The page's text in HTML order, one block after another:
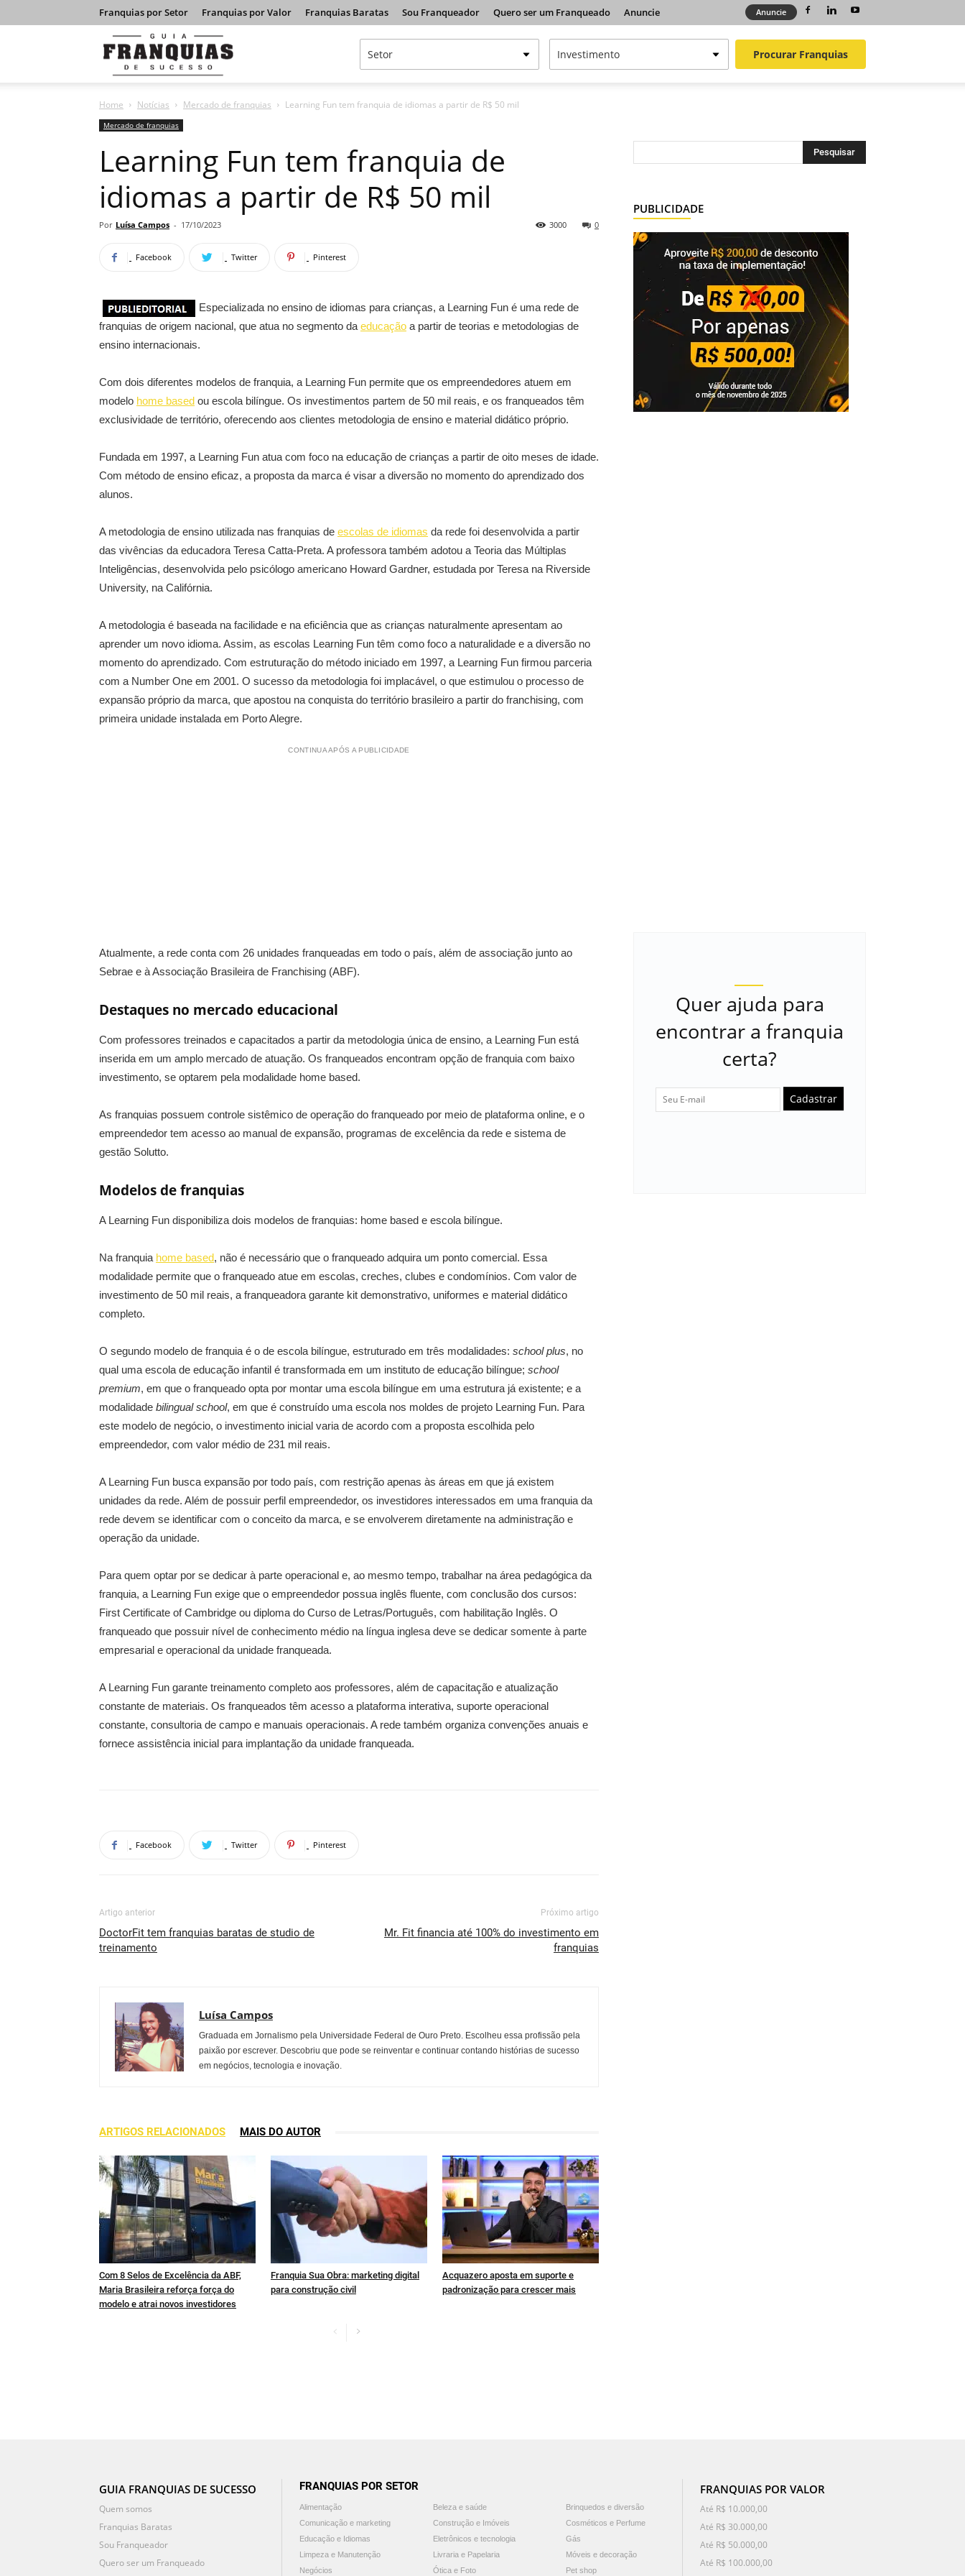
Franquias por Setor Franquias por Valor Franquias Baratas Sou Franqueador Quero ser um Franqueado Anuncie Anuncie
Franquias
de
Procurar Franquias
Home Notícias Mercado de franquias Learning Fun tem franquia de idiomas a partir de R$ 50 mil
Mercado de franquias
Learning Fun tem franquia de
idiomas a partir de R$ 50 mil
Por Luísa Campos - 17/10/2023 0
3000
Facebook Twitter Pinterest
Especializada no ensino de idiomas para crianças, a Learning Fun é uma rede de
franquias de origem nacional, que atua no segmento da educação a partir de teorias e metodologias de
ensino internacionais.
Com dois diferentes modelos de franquia, a Learning Fun permite que os empreendedores atuem em
modelo home based ou escola bilíngue. Os investimentos partem de 50 mil reais, e os franqueados têm
exclusividade de território, oferecendo aos clientes metodologia de ensino e material didático próprio.
Fundada em 1997, a Learning Fun atua com foco na educação de crianças a partir de oito meses de idade.
Com método de ensino eficaz, a proposta da marca é visar a diversão no momento do aprendizado dos
alunos.
A metodologia de ensino utilizada nas franquias de escolas de idiomas da rede foi desenvolvida a partir
das vivências da educadora Teresa Catta-Preta. A professora também adotou a Teoria das Múltiplas
Inteligências, desenvolvida pelo psicólogo americano Howard Gardner, estudada por Teresa na Riverside
University, na Califórnia.
A metodologia é baseada na facilidade e na eficiência que as crianças naturalmente apresentam ao
aprender um novo idioma. Assim, as escolas Learning Fun têm como foco a naturalidade e a diversão no
momento do aprendizado. Com estruturação do método iniciado em 1997, a Learning Fun firmou parceria
com a Number One em 2001. O sucesso da metodologia foi implacável, o que estimulou o processo de
expansão próprio da marca, que apostou na conquista do território brasileiro a partir do franchising, com
primeira unidade instalada em Porto Alegre.
CONTINUA APÓS A PUBLICIDADE
Atualmente, a rede conta com 26 unidades franqueadas em todo o país, além de associação junto ao
Sebrae e à Associação Brasileira de Franchising (ABF).
Destaques no mercado educacional
Com professores treinados e capacitados a partir da metodologia única de ensino, a Learning Fun está
inserida em um amplo mercado de atuação. Os franqueados encontram opção de franquia com baixo
investimento, se optarem pela modalidade home based.
As franquias possuem controle sistêmico de operação do franqueado por meio de plataforma online, e o
empreendedor tem acesso ao manual de expansão, programas de excelência da rede e sistema de
gestão Solutto.
Modelos de franquias
A Learning Fun disponibiliza dois modelos de franquias: home based e escola bilíngue.
Na franquia home based, não é necessário que o franqueado adquira um ponto comercial. Essa
modalidade permite que o franqueado atue em escolas, creches, clubes e condomínios. Com valor de
investimento de 50 mil reais, a franqueadora garante kit demonstrativo, uniformes e material didático
completo.
O segundo modelo de franquia é o de escola bilíngue, estruturado em três modalidades: school plus, no
qual uma escola de educação infantil é transformada em um instituto de educação bilíngue; school
premium, em que o franqueado opta por montar uma escola bilíngue em uma estrutura já existente; e a
modalidade bilingual school, em que é construído uma escola nos moldes de projeto Learning Fun. Para
este modelo de negócio, o investimento inicial varia de acordo com a proposta escolhida pelo
empreendedor, com valor médio de 231 mil reais.
A Learning Fun busca expansão por todo país, com restrição apenas às áreas em que já existem
unidades da rede. Além de possuir perfil empreendedor, os investidores interessados em uma franquia da
rede devem se identificar com o conceito da marca, e se envolverem diretamente na administração e
operação da unidade.
Para quem optar por se dedicar à parte operacional e, ao mesmo tempo, trabalhar na área pedagógica da
franquia, a Learning Fun exige que o empreendedor possua inglês fluente, com conclusão dos cursos:
First Certificate of Cambridge ou diploma do Curso de Letras/Português, com habilitação Inglês. O
franqueado que possuir nível de conhecimento médio na língua inglesa deve se dedicar somente à parte
empresarial e operacional da unidade franqueada.
A Learning Fun garante treinamento completo aos professores, além de capacitação e atualização
constante de materiais. Os franqueados têm acesso a plataforma interativa, suporte operacional
constante, consultoria de campo e manuais operacionais. A rede também organiza convenções anuais e
fornece assistência inicial para implantação da unidade franqueada.
Facebook Twitter Pinterest
Artigo anterior
DoctorFit tem franquias baratas de studio de
treinamento
Próximo artigo
Mr. Fit financia até 100% do investimento em
franquias
Luísa Campos
Graduada em Jornalismo pela Universidade Federal de Ouro Preto. Escolheu essa profissão pela
paixão por escrever. Descobriu que pode se reinventar e continuar contando histórias de sucesso
em negócios, tecnologia e inovação.
ARTIGOS RELACIONADOS MAIS DO AUTOR
Com 8 Selos de Excelência da ABF,
Maria Brasileira reforça força do
modelo e atrai novos investidores
Franquia Sua Obra: marketing digital
para construção civil
Acquazero aposta em suporte e
padronização para crescer mais
PUBLICIDADE
Quer ajuda para
encontrar a franquia
certa?
Cadastrar
GUIA FRANQUIAS DE SUCESSO
Quem somos
Franquias Baratas
Sou Franqueador
Quero ser um Franqueado
FRANQUIAS POR SETOR
Alimentação Beleza e saúde
Brinquedos e diversão
Comunicação e marketing
Construção e Imóveis
Cosméticos e Perfume
Educação e Idiomas
Eletrônicos e tecnologia
Gás
Limpeza e Manutenção
Livraria e Papelaria
Móveis e decoração
Negócios
Ótica e Foto Pet shop
FRANQUIAS POR VALOR
Até R$ 10.000,00
Até R$ 30.000,00
Até R$ 50.000,00
Até R$ 100.000,00